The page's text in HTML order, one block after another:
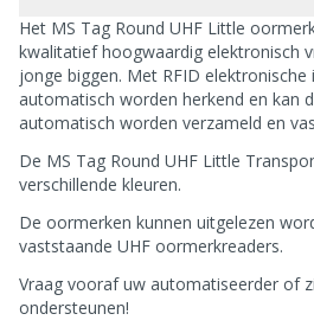
Het MS Tag Round UHF Little
kwalitatief hoogwaardig elektronisch
jonge biggen. Met RFID
automatisch worden herkend en kan
automatisch worden verzameld en
De MS Tag Round UHF Little
verschillende kleuren.
De oormerken kunnen uitgelezen
vaststaande UHF oormerkreaders.
Vraag vooraf uw automatiseerder of
ondersteunen!